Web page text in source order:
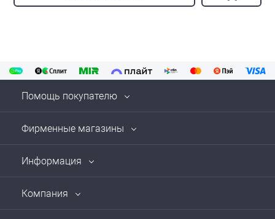
Помощь покупателю
Фирменные магазины
Информация
Компания